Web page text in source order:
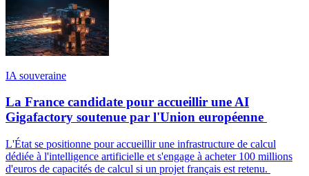
IA souveraine
La France candidate pour accueillir une AI
Gigafactory soutenue par l'Union européenne
L'État se positionne pour accueillir une infrastructure de calcul
dédiée à l'intelligence artificielle et s'engage à acheter 100 millions
d'euros de capacités de calcul si un projet français est retenu.